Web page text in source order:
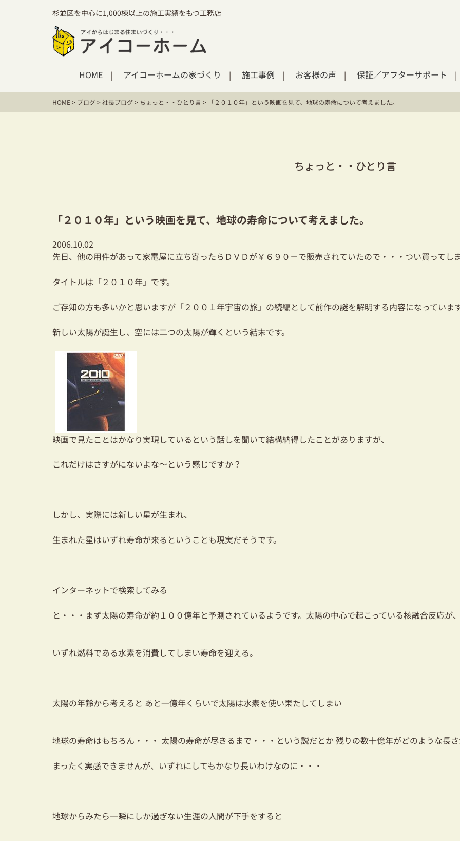
杉並区を中心に1,000棟以上の施工実績をもつ工務店
HOME アイコーホームの家づくり 施工事例 お客様の声 保証／アフターサポート
HOME> ブログ>社長ブログ> ちょっと・・ひとり言> 「２０１０年」という映画を見て、地球の寿命について考えました。
ちょっと・・ひとり言
「２０１０年」という映画を見て、地球の寿命について考えました。
2006.10.02
先日、他の用件があって家電屋に立ち寄ったらＤＶＤが￥６９０－で販売されていたので・・・つい買ってし
タイトルは「２０１０年」です。
ご存知の方も多いかと思いますが「２００１年宇宙の旅」の続編として前作の謎を解明する内容になっていま
新しい太陽が誕生し、空には二つの太陽が輝くという結末です。
映画で見たことはかなり実現しているという話しを聞いて結構納得したことがありますが、
これだけはさすがにないよな～という感じですか？
しかし、実際には新しい星が生まれ、
生まれた星はいずれ寿命が来るということも現実だそうです。
インターネットで検索してみる
と・・・まず太陽の寿命が約１００億年と予測されているようです。太陽の中心で起こっている核融合反応が
いずれ燃料である水素を消費してしまい寿命を迎える。
太陽の年齢から考えると あと一億年くらいで太陽は水素を使い果たしてしまい
地球の寿命はもちろん・・・ 太陽の寿命が尽きるまで・・・という説だとか 残りの数十億年がどのような長
まったく実感できませんが、いずれにしてもかなり長いわけなのに・・・
地球からみたら一瞬にしか過ぎない生涯の人間が下手をすると